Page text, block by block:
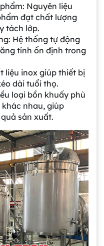
Nguyên liệu
đạt chất lượng
tách lớp.
Hệ thống tự động
tính ổn định trong
liệu inox giúp thiết bị
dài tuổi thọ.
loại bồn khuấy phù
nhau, giúp
sản xuất.